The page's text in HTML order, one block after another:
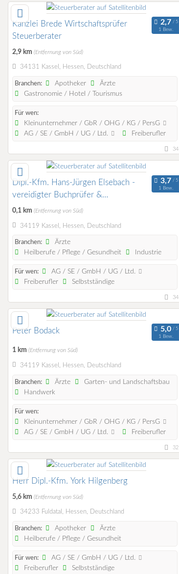
Kanzlei Brede Wirtschaftsprüfer
Steuerberater
1 Bew.
2,9 km (Entfernung von Süd)
34131 Kassel, Hessen, Deutschland
Branchen: Apotheker
Ärzte
Gastronomie / Hotel / Tourismus
Für wen:
Kleinunternehmer / GbR / OHG / KG / PersG
AG / SE / GmbH / UG / Ltd.
Freiberufler
34
Dipl.-Kfm. Hans-Jürgen Elsebach -
vereidigter Buchprüfer &
Steuerberater
1 Bew.
0,1 km (Entfernung von Süd)
34119 Kassel, Hessen, Deutschland
Branchen:
Ärzte
Heilberufe / Pflege / Gesundheit
Industrie
Für wen:
AG / SE / GmbH / UG / Ltd.
Freiberufler
Selbstständige
34
Peter Bodack
1 Bew.
1 km (Entfernung von Süd)
34119 Kassel, Hessen, Deutschland
Branchen: Ärzte
Garten- und Landschaftsbau
Handwerk
Für wen:
Kleinunternehmer / GbR / OHG / KG / PersG
AG / SE / GmbH / UG / Ltd.
Freiberufler
32
Herr Dipl.-Kfm. York Hilgenberg
5,6 km (Entfernung von Süd)
34233 Fuldatal, Hessen, Deutschland
Branchen: Apotheker
Ärzte
Heilberufe / Pflege / Gesundheit
Für wen:
AG / SE / GmbH / UG / Ltd.
Freiberufler
Selbstständige